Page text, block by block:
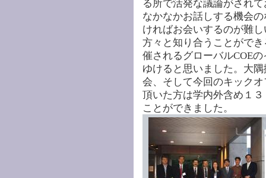
る所で活発な議論がされ
なかなかお話しする機会
ければお会いするのが難
方々と知り合うことがで
催されるグローバルCOE
ゆけると思いました。大
会、そして今回のキック
頂いた方は学内外含め１
ことができました。